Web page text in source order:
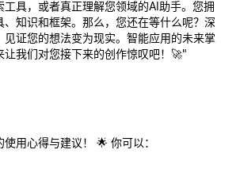
工具，或者真正理解您领域的AI助手。您拥
、知识和框架。那么，您还在等什么呢？深
见证您的想法变为现实。智能应用的未来掌
我们对您接下来的创作惊叹吧！🚀"
用心得与建议！ 🌟 你可以：